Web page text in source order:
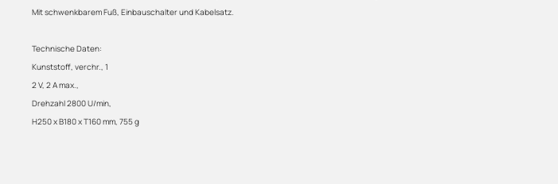
Mit schwenkbarem Fuß, Einbauschalter und Kabelsatz.
Technische Daten:
Kunststoff, verchr., 1
2 V, 2 A max.,
Drehzahl 2800 U/min,
H250 x B180 x T160 mm, 755 g